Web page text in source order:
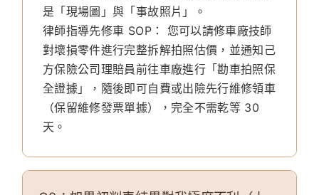
是「現場圖」與「事故照片」。
律師指導先修車 SOP：
您可以請修車廠技師
對壞損零件進行完整拆解拍照估價，並通知己
方保險公司理賠員前往車廠進行「勘車拍照保
全證據」，隨後即可自費或出險先行維修領車
（保留維修發票單據），完全不需乾等 30
天。